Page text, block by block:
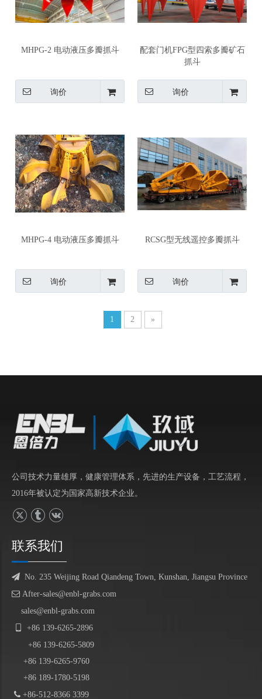
MHPG-2 电动液压多瓣抓斗
询价
配套门机FPG型四索多瓣矿石
抓斗
询价
MHPG-4 电动液压多瓣抓斗
询价
RCSG型无线遥控多瓣抓斗
询价
1 2 »
公司技术力量雄厚，健康管理体系，先进的生产设备，工艺流程，
2016年被认定为国家高新技术企业。
联系我们
 No. 235 Weijing Road Qiandeng Town, Kunshan, Jiangsu Province
 After-sales@enbl-grabs.com
sales@enbl-grabs.com
+86 139-6265-2896
+86 139-6265-5809
+86 139-6265-9760
+86 189-1780-5198
 +86-512-8366 3399